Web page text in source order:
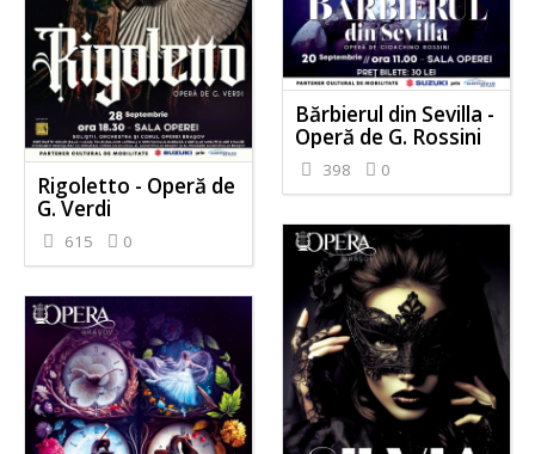
Rigoletto - Operă de
G. Verdi
615 0
Bărbierul din Sevilla -
Operă de G. Rossini
398 0